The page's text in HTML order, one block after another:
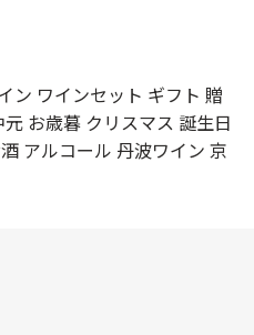
ン ワインセット ギフト 贈
お歳暮 クリスマス 誕生日
アルコール 丹波ワイン 京